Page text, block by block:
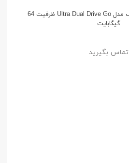
فلش مموری سن دیسک مدل Ultra Dual Drive Go ظرفیت 64
گیگابایت
تماس بگیرید